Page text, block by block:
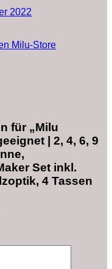
2022
Milu-Store
für „Milu
| 2, 4, 6, 9
Set inkl.
4 Tassen